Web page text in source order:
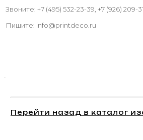
Звоните: +7 (495) 532-23-39, +7 (926) 209-
Пишите: info@printdeco.ru
Перейти назад в каталог